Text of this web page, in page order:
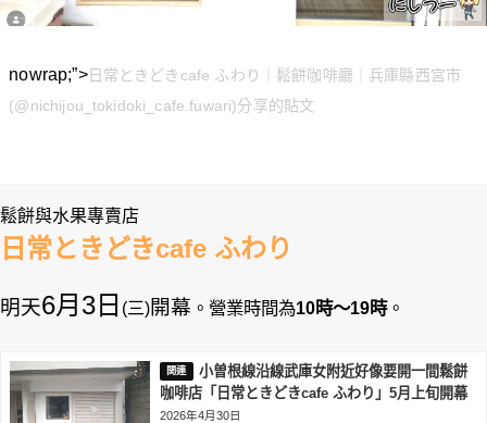
nowrap;”>日常ときどきcafe ふわり｜鬆餅咖啡廳｜兵庫縣西宮市
(@nichijou_tokidoki_cafe.fuwari)分享的貼文
鬆餅與水果專賣店
日常ときどきcafe ふわり
明天6月3日 (三)開幕 。⁡營業時間為10時～19時。
小曽根線沿線武庫女附近好像要開一間鬆餅
咖啡店「日常ときどきcafe ふわり」5月上旬開幕
2026年4月30日